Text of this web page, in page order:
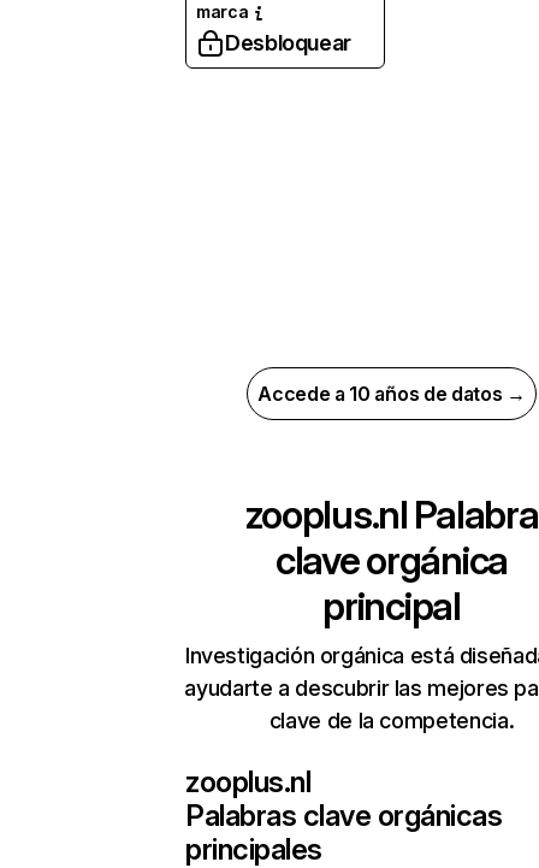
marca
Desbloquear
Accede a 10 años de datos →
zooplus.nl Palabra
clave orgánica
principal
Investigación orgánica está
ayudarte a descubrir las mejores
clave de la competencia.
zooplus.nl
Palabras clave orgánicas
principales